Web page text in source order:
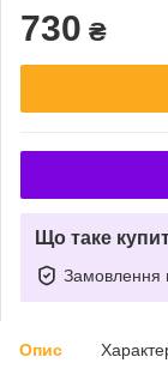
730 ₴
Що таке
Замовлення
Опис